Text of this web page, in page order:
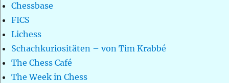
Chessbase
FICS
Lichess
Schachkuriositäten – von Tim Krabbé
The Chess Café
The Week in Chess